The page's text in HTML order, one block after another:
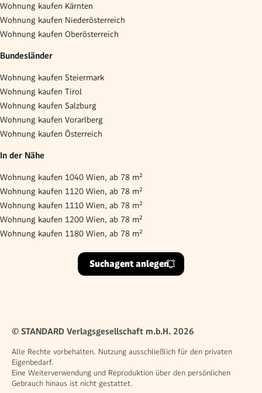
Wohnung kaufen Kärnten
Wohnung kaufen Niederösterreich
Wohnung kaufen Oberösterreich
Bundesländer
Wohnung kaufen Steiermark
Wohnung kaufen Tirol
Wohnung kaufen Salzburg
Wohnung kaufen Vorarlberg
Wohnung kaufen Österreich
In der Nähe
Wohnung kaufen 1040 Wien, ab 78 m²
Wohnung kaufen 1120 Wien, ab 78 m²
Wohnung kaufen 1110 Wien, ab 78 m²
Wohnung kaufen 1200 Wien, ab 78 m²
Wohnung kaufen 1180 Wien, ab 78 m²
Suchagent anlegen
© STANDARD Verlagsgesellschaft m.b.H. 2026
Alle Rechte vorbehalten. Nutzung ausschließlich für den privaten
Eigenbedarf.
Eine Weiterverwendung und Reproduktion über den persönlichen
Gebrauch hinaus ist nicht gestattet.